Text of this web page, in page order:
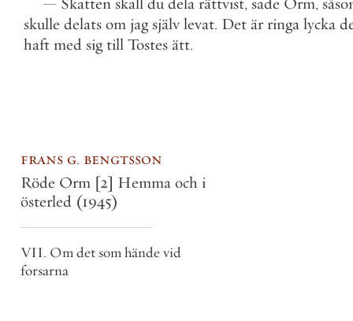
skulle delats om jag själv levat. Det är ringa lycka
haft med sig till Tostes ätt.
frans g. bengtsson
Röde Orm [2] Hemma och i
österled (1945)
VII. Om det som hände vid
forsarna